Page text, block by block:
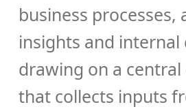
business processes,
insights and internal
drawing on a central
that collects inputs